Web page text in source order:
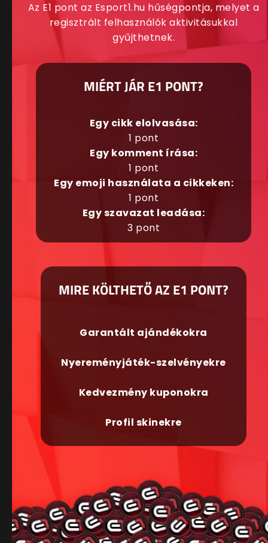
Az E1 pont az Esport1.hu hűségpontja, melyet a
regisztrált felhasználók aktivitásukkal
gyűjthetnek.
MIÉRT JÁR E1 PONT?
Egy cikk elolvasása:
1 pont
Egy komment írása:
1 pont
Egy emoji használata a cikkeken:
1 pont
Egy szavazat leadása:
3 pont
MIRE KÖLTHETŐ AZ E1 PONT?
Garantált ajándékokra
Nyereményjáték-szelvényekre
Kedvezmény kuponokra
Profil skinekre